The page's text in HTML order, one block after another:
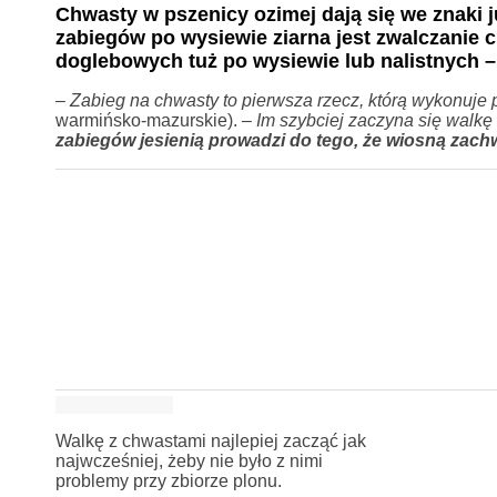
Chwasty w pszenicy ozimej dają się we
zabiegów po wysiewie ziarna jest zwalczanie
doglebowych tuż po wysiewie lub nalistnych
– Zabieg na chwasty to pierwsza rzecz, którą wykonuje
warmińsko-mazurskie). – Im szybciej zaczyna się
zabiegów jesienią prowadzi do tego, że wiosną
Walkę z chwastami najlepiej zacząć jak
najwcześniej, żeby nie było z nimi
problemy przy zbiorze plonu.